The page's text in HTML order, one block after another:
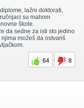
lažni doktorati,
su mahom
škole.
da sedne za isti sto jedino
možeš da ostvariš
64
8